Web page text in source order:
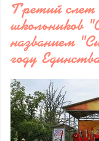
Третий слет
школьников
названием
году